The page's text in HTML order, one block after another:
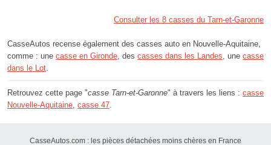
Consulter les 8 casses du Tarn-et-Garonne
CasseAutos recense également des casses auto en Nouvelle-Aquitaine,
comme : une casse en Gironde, des casses dans les Landes, une casse
dans le Lot.
Retrouvez cette page "casse Tarn-et-Garonne" à travers les liens : casse
Nouvelle-Aquitaine, casse 47.
CasseAutos.com : les pièces détachées moins chères en France